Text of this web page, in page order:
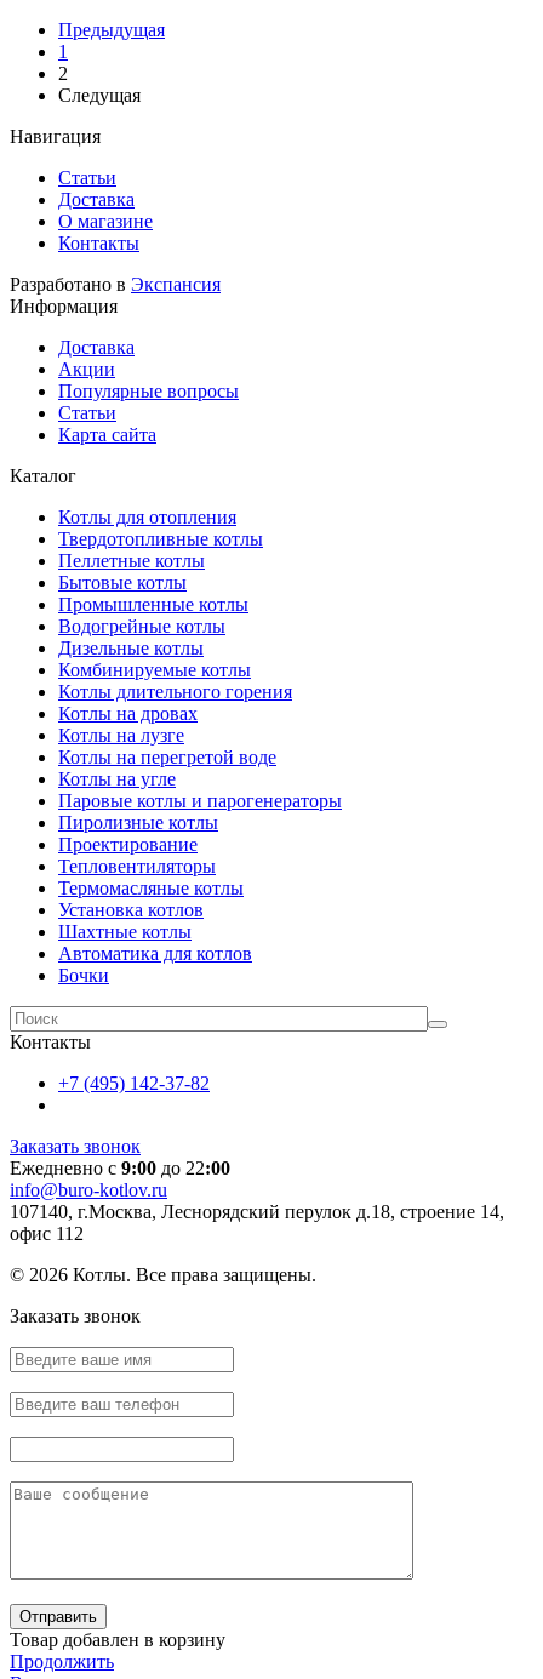
Предыдущая
1
2
Следущая
Навигация
Статьи
Доставка
О магазине
Контакты
Разработано в Экспансия
Информация
Доставка
Акции
Популярные вопросы
Статьи
Карта сайта
Каталог
Котлы для отопления
Твердотопливные котлы
Пеллетные котлы
Бытовые котлы
Промышленные котлы
Водогрейные котлы
Дизельные котлы
Комбинируемые котлы
Котлы длительного горения
Котлы на дровах
Котлы на лузге
Котлы на перегретой воде
Котлы на угле
Паровые котлы и парогенераторы
Пиролизные котлы
Проектирование
Тепловентиляторы
Термомасляные котлы
Установка котлов
Шахтные котлы
Автоматика для котлов
Бочки
Контакты
+7 (495) 142-37-82
Заказать звонок
Ежедневно с 9:00 до 22:00
info@buro-kotlov.ru
107140, г.Москва, Леснорядский перулок д.18, строение 14,
офис 112
© 2026 Котлы. Все права защищены.
Заказать звонок
Товар добавлен в корзину
Продолжить